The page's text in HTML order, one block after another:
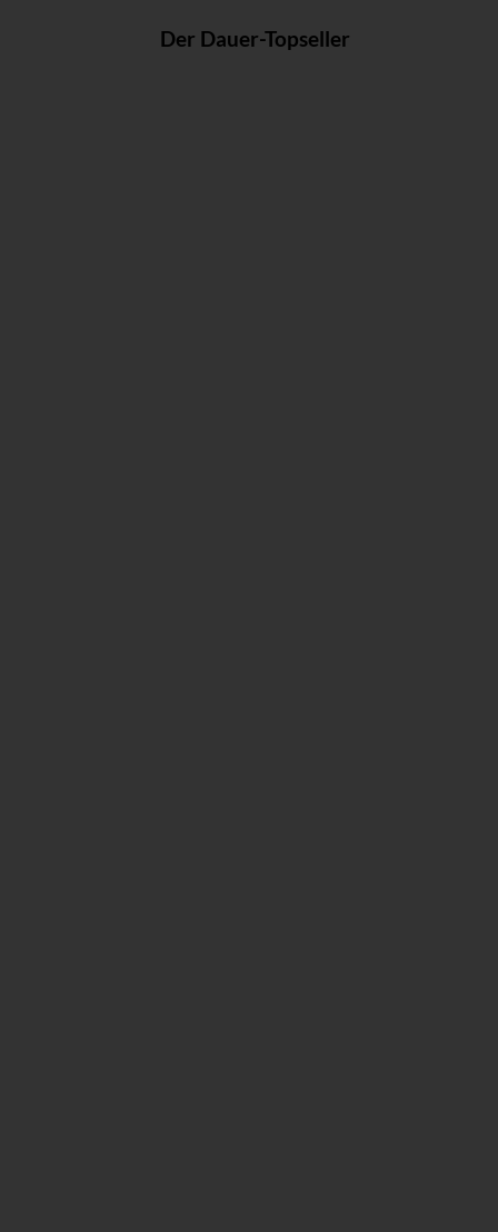
Der Dauer-Topseller